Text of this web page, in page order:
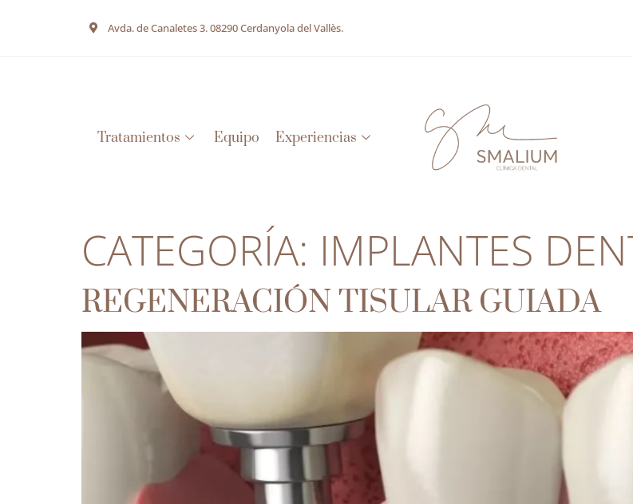
Avda. de Canaletes 3. 08290 Cerdanyola del Vallès.
Tratamientos Equipo Experiencias
CATEGORÍA: IMPLANTES
REGENERACIÓN TISULAR GUIADA